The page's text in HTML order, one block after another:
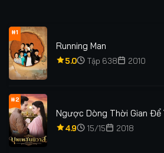
#1
Running Man
5.0 Tập 638 2010
#2
Ngược Dòng Thời Gian Để
4.9 15/15 2018